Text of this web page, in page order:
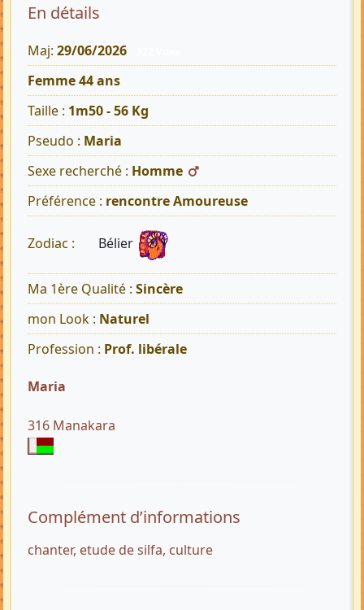
En détails
Maj: 29/06/2026
Femme 44 ans
Taille : 1m50 - 56 Kg
Pseudo : Maria
Sexe recherché : Homme
Préférence : rencontre Amoureuse
Zodiac : Bélier
Ma 1ère Qualité : Sincère
mon Look : Naturel
Profession : Prof. libérale
Maria
316 Manakara
Complément d’informations
chanter, etude de silfa, culture